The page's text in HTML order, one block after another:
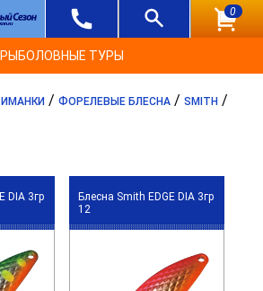
0
РЫБОЛОВНЫЕ ТУРЫ
/ ФОРЕЛЕВЫЕ БЛЕСНА / SMITH /
DIA 3гр
Блесна Smith EDGE DIA 3гр
12